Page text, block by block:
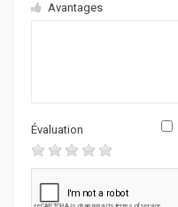
Avantages
Évaluation